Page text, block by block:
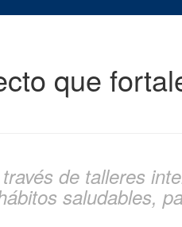
que
de talleres
saludables,